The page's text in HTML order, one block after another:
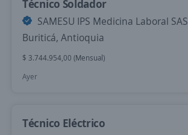
Técnico Soldador
SAMESU IPS Medicina Laboral SAS
Buriticá, Antioquia
$ 3.744.954,00 (Mensual)
Ayer
Técnico Eléctrico